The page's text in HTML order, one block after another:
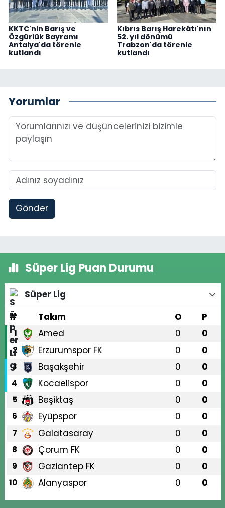
KKTC'nin Barış ve
Özgürlük Bayramı
Antalya'da törenle
kutlandı
Kıbrıs Barış Harekâtı'nın
52. yıl dönümü
Trabzon'da törenle
kutlandı
Yorumlar
Gönder
Süper Lig Puan Durumu
Süper Lig
#
Takım O P
1 Amed 0 0
2 Erzurumspor FK 0 0
3 Başakşehir 0 0
4 Kocaelispor 0 0
5 Beşiktaş 0 0
6 Eyüpspor 0 0
7 Galatasaray 0 0
8 Çorum FK 0 0
9 Gaziantep FK 0 0
10 Alanyaspor 0 0